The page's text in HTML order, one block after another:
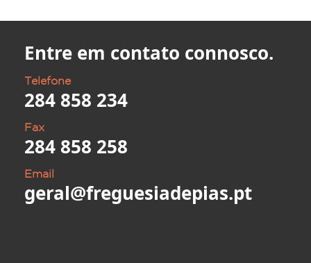
Entre em contato connosco.
Telefone
284 858 234
Fax
284 858 258
Email
geral@freguesiadepias.pt